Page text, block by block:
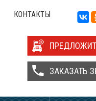
КОНТАКТЫ
ЗАКАЗАТЬ